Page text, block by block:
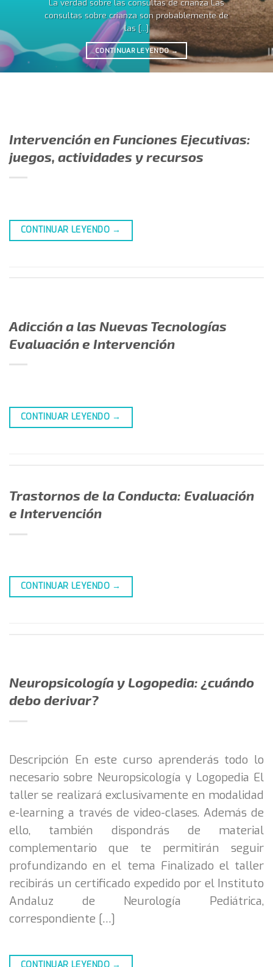
La verdad sobre las consultas de crianza Las
consultas sobre crianza son probablemente de
las [...]
CONTINUAR LEYENDO→
Intervención en Funciones Ejecutivas:
juegos, actividades y recursos
CONTINUAR LEYENDO →
Adicción a las Nuevas Tecnologías
Evaluación e Intervención
CONTINUAR LEYENDO →
Trastornos de la Conducta: Evaluación
e Intervención
CONTINUAR LEYENDO →
Neuropsicología y Logopedia: ¿cuándo
debo derivar?
Descripción En este curso aprenderás todo lo
necesario sobre Neuropsicología y Logopedia El
taller se realizará exclusivamente en modalidad
e-learning a través de video-clases. Además de
ello, también dispondrás de material
complementario que te permitirán seguir
profundizando en el tema Finalizado el taller
recibirás un certificado expedido por el Instituto
Andaluz de Neurología Pediátrica,
correspondiente […]